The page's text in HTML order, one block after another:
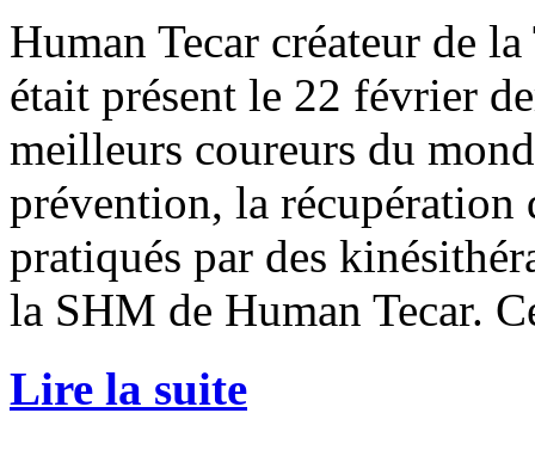
Human Tecar créateur de
était présent le 22 février
meilleurs coureurs du
prévention, la récupération
pratiqués par des
la SHM de Human Tecar.
Lire la suite